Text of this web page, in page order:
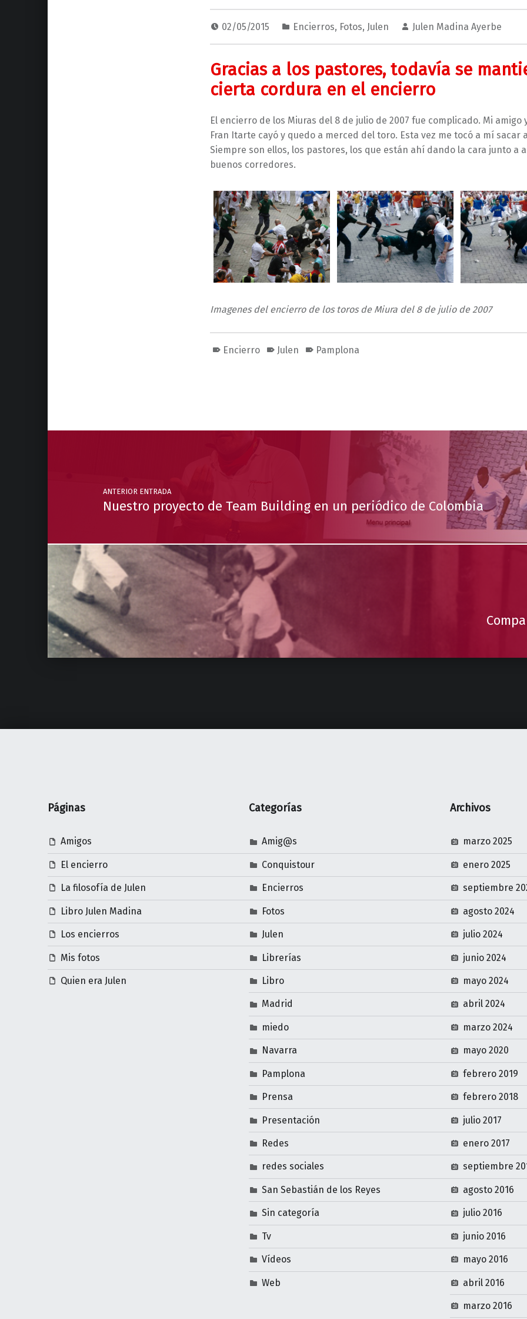
02/05/2015 Encierros, Fotos, Julen Julen Madina Ayerbe
Gracias a los pastores, todavía se
cierta cordura en el encierro
El encierro de los Miuras del 8 de julio de 2007 fue complicado. Mi amigo
Fran Itarte cayó y quedo a merced del toro. Esta vez me tocó a mí sacar
Siempre son ellos, los pastores, los que están ahí dando la cara junto a
buenos corredores.
Imagenes del encierro de los toros de Miura del 8 de julio de 2007
Encierro Julen Pamplona
Navegación de entradas
ANTERIOR ENTRADA
Nuestro proyecto de Team Building en un periódico de Colombia
Páginas
Amigos
El encierro
La filosofía de Julen
Libro Julen Madina
Los encierros
Mis fotos
Quien era Julen
Categorías
Amig@s
Conquistour
Encierros
Fotos
Julen
Librerías
Libro
Madrid
miedo
Navarra
Pamplona
Prensa
Presentación
Redes
redes sociales
San Sebastián de los Reyes
Sin categoría
Tv
Vídeos
Web
Archivos
marzo 2025
enero 2025
septiembre
agosto 2024
julio 2024
junio 2024
mayo 2024
abril 2024
marzo 2024
mayo 2020
febrero 2019
febrero 2018
julio 2017
enero 2017
septiembre
agosto 2016
julio 2016
junio 2016
mayo 2016
abril 2016
marzo 2016